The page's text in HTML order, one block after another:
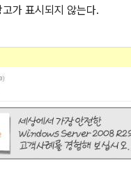
가 표시되지 않는다.